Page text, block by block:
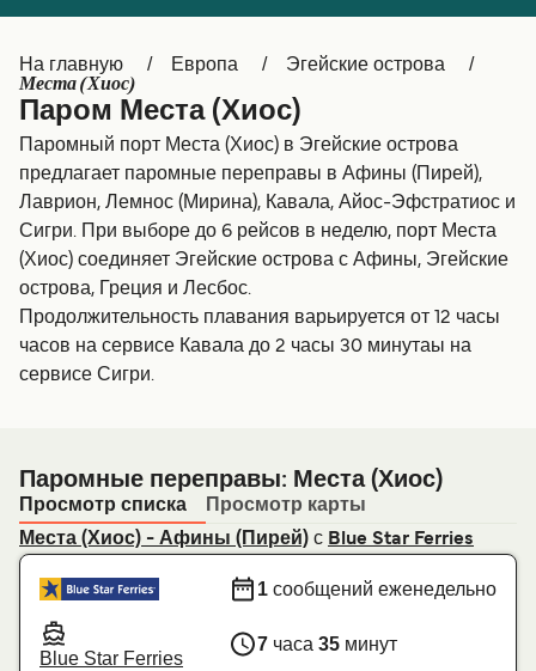
Ελλάδα Belgique (FR)
Polska
Schweiz (DE) Norge
Україна Indonesia
المغرب Maroc (FR)
На главную Европа Эгейские острова
Места (Хиос)
Паром Места (Хиос)
Паромный порт Места (Хиос) в Эгейские острова
предлагает паромные переправы в Афины (Пирей),
Лаврион, Лемнос (Мирина), Кавала, Айос-Эфстратиос и
Сигри. При выборе до 6 рейсов в неделю, порт Места
(Хиос) соединяет Эгейские острова с Афины, Эгейские
острова, Греция и Лесбос.
Продолжительность плавания варьируется от 12 часы
часов на сервисе Кавала до 2 часы 30 минутаы на
сервисе Сигри.
Паромные переправы: Места (Хиос)
Просмотр списка
Просмотр карты
Места (Хиос) - Афины (Пирей) с Blue Star Ferries
Blue Star Ferries
1 сообщений еженедельно
7 часа 35 минут